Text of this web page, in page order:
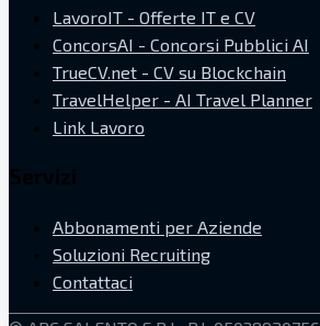
LavoroIT - Offerte IT e CV
ConcorsAI - Concorsi Pubblici AI
TrueCV.net - CV su Blockchain
TravelHelper - AI Travel Planner
Link Lavoro
Abbonamenti per Aziende
Soluzioni Recruiting
Contattaci